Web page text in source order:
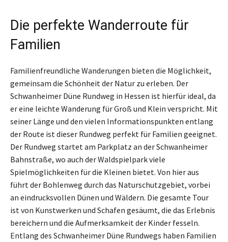
Die perfekte Wanderroute für
Familien
Familienfreundliche Wanderungen bieten die Möglichkeit,
gemeinsam die Schönheit der Natur zu erleben. Der
Schwanheimer Düne Rundweg in Hessen ist hierfür ideal, da
er eine leichte Wanderung für Groß und Klein verspricht. Mit
seiner Länge und den vielen Informationspunkten entlang
der Route ist dieser Rundweg perfekt für Familien geeignet.
Der Rundweg startet am Parkplatz an der Schwanheimer
Bahnstraße, wo auch der Waldspielpark viele
Spielmöglichkeiten für die Kleinen bietet. Von hier aus
führt der Bohlenweg durch das Naturschutzgebiet, vorbei
an eindrucksvollen Dünen und Wäldern. Die gesamte Tour
ist von Kunstwerken und Schafen gesäumt, die das Erlebnis
bereichern und die Aufmerksamkeit der Kinder fesseln.
Entlang des Schwanheimer Düne Rundwegs haben Familien